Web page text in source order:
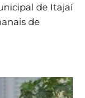
de Itajaí
de